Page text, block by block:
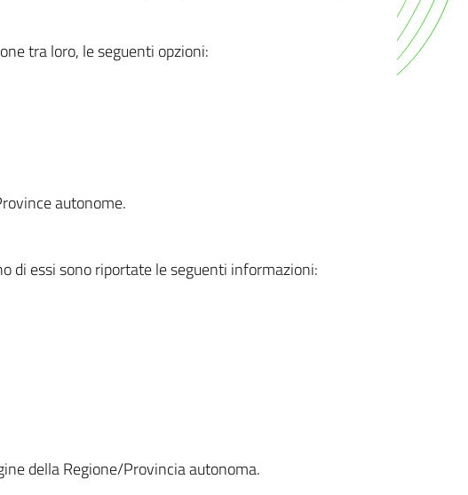
tra loro, le seguenti opzioni:
autonome.
di essi sono riportate le seguenti informazioni:
della Regione/Provincia autonoma.